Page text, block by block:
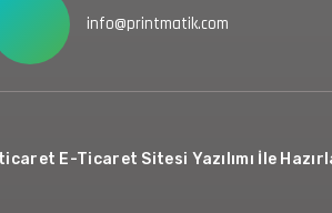
info@printmatik.com
E-Ticaret Sitesi Yazılımı İle